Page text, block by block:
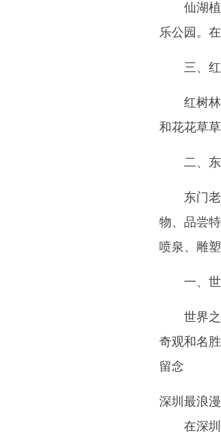
仙湖
乐公园。
三、
红树
和花花草
二、
东门
物、品尝
喷泉、雕塑
一、
世界
奇观和名
留念
深圳最浪
在深